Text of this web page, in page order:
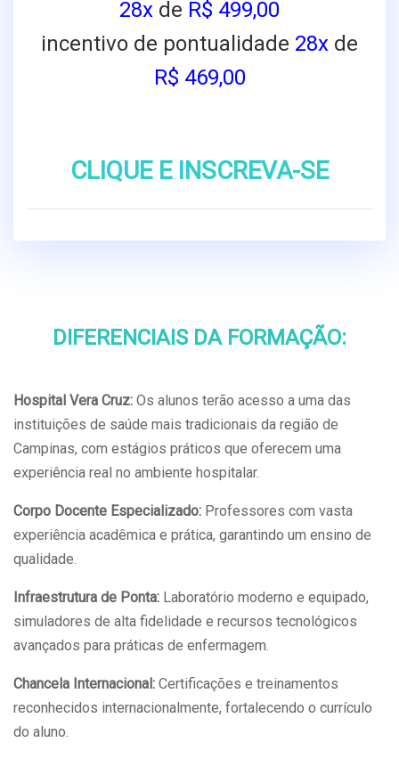
28x de R$ 499,00
incentivo de pontualidade 28x de
R$ 469,00
CLIQUE E INSCREVA-SE
DIFERENCIAIS DA FORMAÇÃO:
Hospital Vera Cruz: Os alunos terão acesso a uma das
instituições de saúde mais tradicionais da região de
Campinas, com estágios práticos que oferecem uma
experiência real no ambiente hospitalar.
Corpo Docente Especializado: Professores com vasta
experiência acadêmica e prática, garantindo um ensino de
qualidade.
Infraestrutura de Ponta: Laboratório moderno e equipado,
simuladores de alta fidelidade e recursos tecnológicos
avançados para práticas de enfermagem.
Chancela Internacional: Certificações e treinamentos
reconhecidos internacionalmente, fortalecendo o currículo
do aluno.